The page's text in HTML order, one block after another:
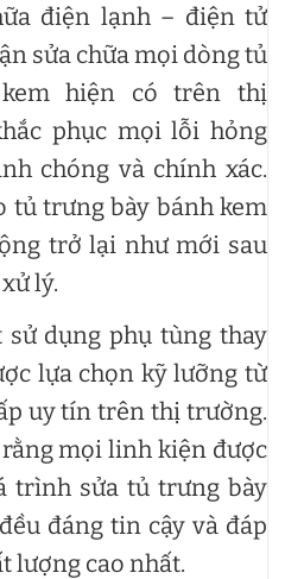
điện lạnh – điện tử
sửa chữa mọi dòng tủ
hiện có trên thị
phục mọi lỗi hỏng
chóng và chính xác.
tủ trưng bày bánh kem
trở lại như mới sau
lý.
sử dụng phụ tùng thay
lựa chọn kỹ lưỡng từ
uy tín trên thị trường.
mọi linh kiện được
trình sửa tủ trưng bày
đáng tin cậy và đáp
lượng cao nhất.